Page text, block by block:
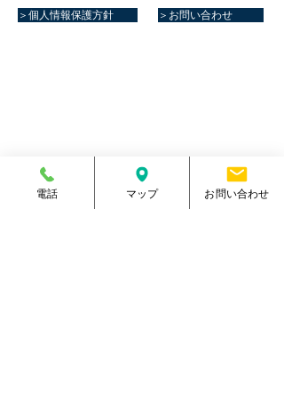
＞個人情報保護方針
＞お問い合わせ
​手続受付時間
土 ／10:00～21:00
祝日 ／10:00～20:00
月～金／10:00～20:00
電話 マップ お問い合わせ